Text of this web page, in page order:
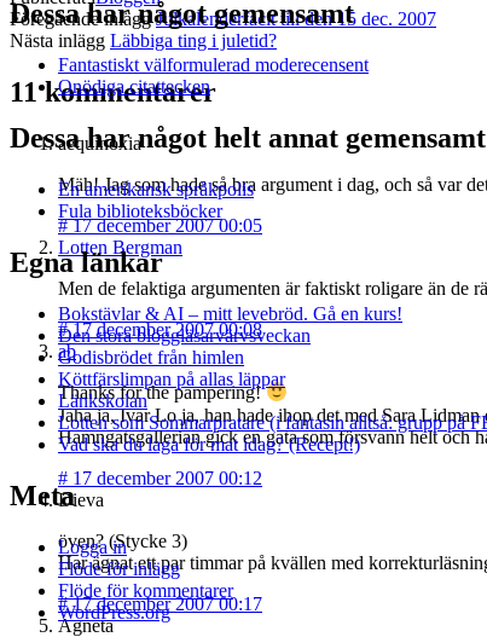
Dessa har något gemensamt
Fantastiskt välformulerad moderecensent
Onödiga citattecken
Dessa har något helt annat gemensamt
En amerikansk språkpolis
Fula biblioteksböcker
Egna länkar
Bokstävlar & AI – mitt levebröd. Gå en kurs!
Den stora bloggläsarvärvsveckan
Godisbrödet från himlen
Köttfärslimpan på allas läppar
Länkskolan
Lotten som Sommarpratare (i fantasin alltså: grupp på
Vad ska du laga för mat idag? (Recept!)
Meta
Logga in
Flöde för inlägg
Flöde för kommentarer
WordPress.org
Föregående inlägg Julkalenderfacit till den 15 dec. 2007
Nästa inlägg Läbbiga ting i juletid?
11 kommentarer
aequinoxia
Mäh! Jag som hade så bra argument i dag, och så var
#17 december 2007 00:05
Lotten Bergman
Men de felaktiga argumenten är faktiskt roligare än de
#17 december 2007 00:08
ab
Thanks for the pampering!
Jaha ja, Ivar Lo ja, han hade ihop det med Sara
Hamngatsgallerian gick en gata som försvann helt och
# 17 december 2007 00:12
Dieva
öven? (Stycke 3)
Har ägnat ett par timmar på kvällen med
#17 december 2007 00:17
Agneta